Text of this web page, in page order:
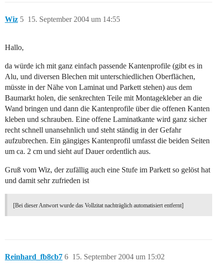
Wiz 15. September 2004 um 14:55
5
Hallo,
da würde ich mit ganz einfach passende Kantenprofile (gibt es in
Alu, und diversen Blechen mit unterschiedlichen Oberflächen,
müsste in der Nähe von Laminat und Parkett stehen) aus dem
Baumarkt holen, die senkrechten Teile mit Montagekleber an die
Wand bringen und dann die Kantenprofile über die offenen Kanten
kleben und schrauben. Eine offene Laminatkante wird ganz sicher
recht schnell unansehnlich und steht ständig in der Gefahr
aufzubrechen. Ein gängiges Kantenprofil umfasst die beiden Seiten
um ca. 2 cm und sieht auf Dauer ordentlich aus.
Gruß vom Wiz, der zufällig auch eine Stufe im Parkett so gelöst hat
und damit sehr zufrieden ist
[Bei dieser Antwort wurde das Vollzitat nachträglich automatisiert entfernt]
Reinhard_fb8cb7 15. September 2004 um 15:02
6